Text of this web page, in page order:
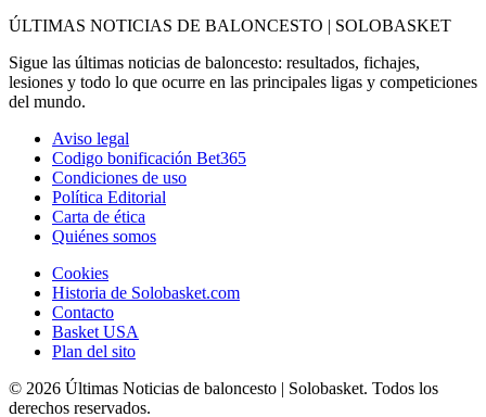
ÚLTIMAS NOTICIAS DE BALONCESTO | SOLOBASKET
Sigue las últimas noticias de baloncesto: resultados, fichajes,
lesiones y todo lo que ocurre en las principales ligas y competiciones
del mundo.
Aviso legal
Codigo bonificación Bet365
Condiciones de uso
Política Editorial
Carta de ética
Quiénes somos
Cookies
Historia de Solobasket.com
Contacto
Basket USA
Plan del sito
© 2026 Últimas Noticias de baloncesto | Solobasket. Todos los
derechos reservados.